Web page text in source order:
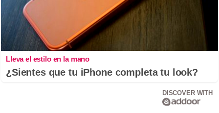
Lleva el estilo en la mano
¿Sientes que tu iPhone completa tu look?
DISCOVER WITH